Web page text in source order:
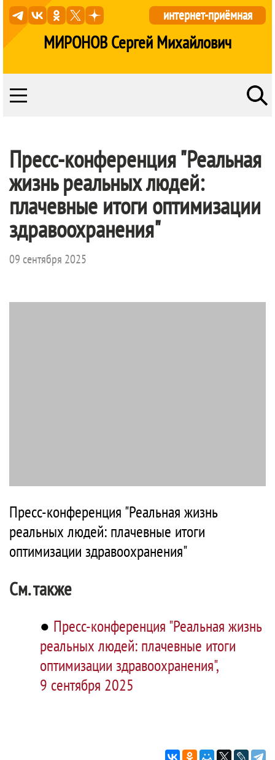
МИРОНОВ Сергей Михайлович
интернет-приёмная
Пресс-конференция "Реальная
жизнь реальных людей:
плачевные итоги оптимизации
здравоохранения"
09 сентября 2025
Пресс-конференция "Реальная жизнь
реальных людей: плачевные итоги
оптимизации здравоохранения"
См. также
● Пресс-конференция "Реальная жизнь
реальных людей: плачевные итоги
оптимизации здравоохранения",
9 сентября 2025